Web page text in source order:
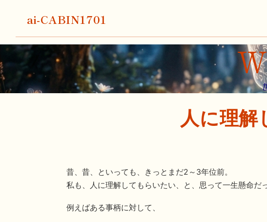
ai-CABIN1701
人に理解
昔、昔、といっても、きっとまだ2～3年位前。
私も、人に理解してもらいたい、と、思って一生懸命だ
例えばある事柄に対して、